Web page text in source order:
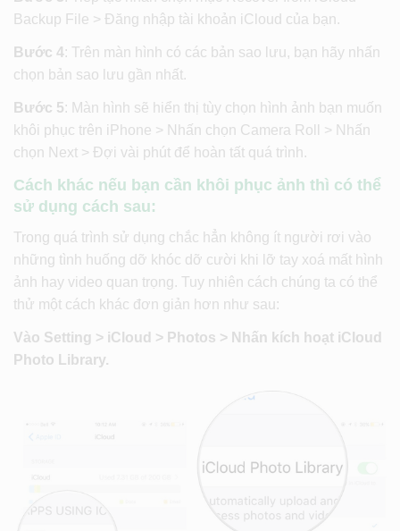
Backup File > Đăng nhập tài khoản iCloud của bạn.
Bước 4: Trên màn hình có các bản sao lưu, bạn hãy nhấn
chọn bản sao lưu gần nhất.
Bước 5: Màn hình sẽ hiển thị tùy chọn hình ảnh bạn muốn
khôi phục trên iPhone > Nhấn chọn Camera Roll > Nhấn
chọn Next > Đợi vài phút để hoàn tất quá trình.
Cách khác nếu bạn cần khôi phục ảnh thì có thể
sử dụng cách sau:
Trong quá trình sử dụng chắc hẳn không ít người rơi vào
những tình huống dỡ khóc dỡ cười khi lỡ tay xoá mất hình
ảnh hay video quan trọng. Tuy nhiên cách chúng ta có thể
thử một cách khác đơn giản hơn như sau:
Vào Setting > iCloud > Photos > Nhấn kích hoạt iCloud
Photo Library.